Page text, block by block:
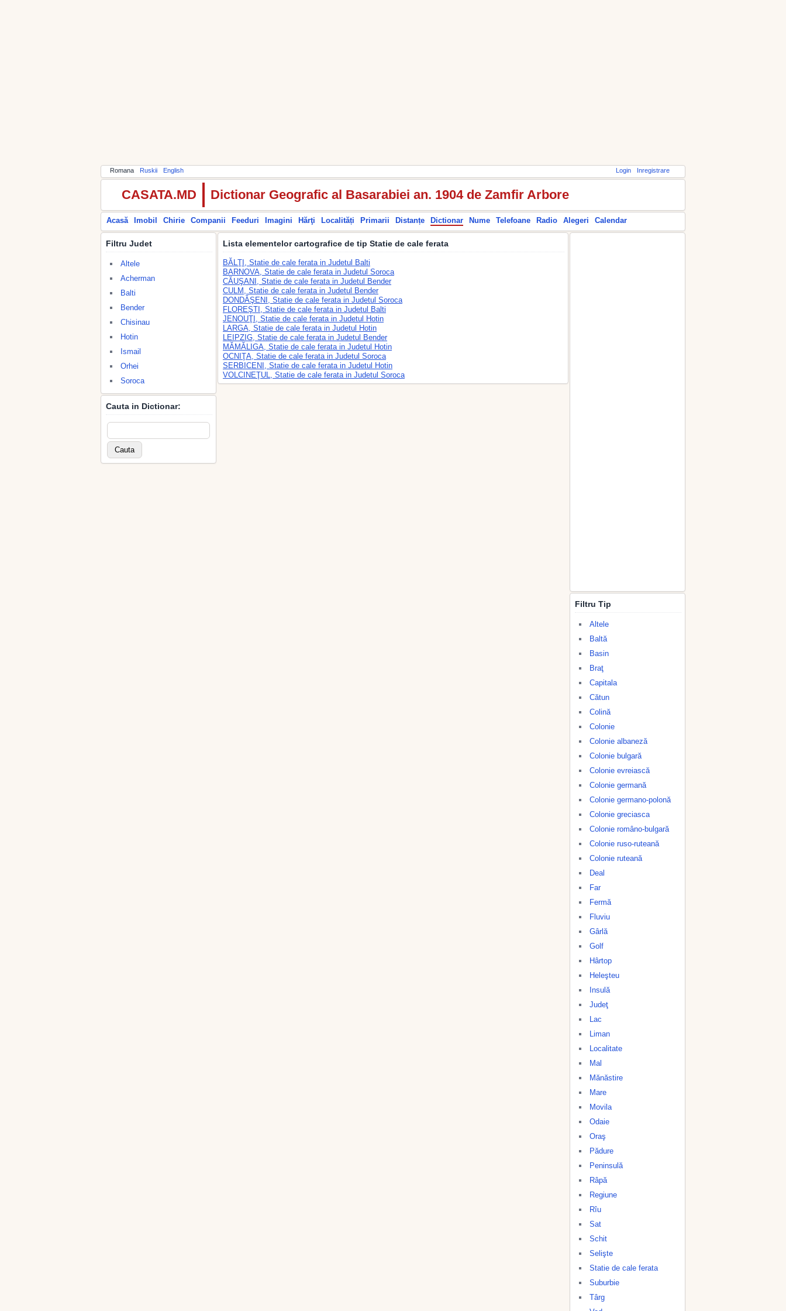
Romana Ruskii English Login Inregistrare
CASATA.MD Dictionar Geografic al Basarabiei an. 1904 de Zamfir Arbore
Acasă Imobil Chirie Companii Feeduri Imagini Hărţi Localități Primarii Distanțe Dictionar Nume Telefoane Radio Alegeri Calendar
Filtru Judet
Altele
Acherman
Balti
Bender
Chisinau
Hotin
Ismail
Orhei
Soroca
Cauta in Dictionar:
Lista elementelor cartografice de tip Statie de cale ferata
BĂLŢI, Statie de cale ferata in Judetul Balti
BARNOVA, Statie de cale ferata in Judetul Soroca
CĂUŞANI, Statie de cale ferata in Judetul Bender
CULM, Statie de cale ferata in Judetul Bender
DONDĂŞENI, Statie de cale ferata in Judetul Soroca
FLOREŞTI, Statie de cale ferata in Judetul Balti
JENOUŢI, Statie de cale ferata in Judetul Hotin
LARGA, Statie de cale ferata in Judetul Hotin
LEIPZIG, Statie de cale ferata in Judetul Bender
MĂMĂLIGA, Statie de cale ferata in Judetul Hotin
OCNIŢA, Statie de cale ferata in Judetul Soroca
SERBICENI, Statie de cale ferata in Judetul Hotin
VOLCINEŢUL, Statie de cale ferata in Judetul Soroca
Filtru Tip
Altele
Baltă
Basin
Braţ
Capitala
Cătun
Colină
Colonie
Colonie albaneză
Colonie bulgară
Colonie evreiască
Colonie germană
Colonie germano-polonă
Colonie greciasca
Colonie româno-bulgară
Colonie ruso-ruteană
Colonie ruteană
Deal
Far
Fermă
Fluviu
Gârlă
Golf
Hârtop
Heleşteu
Insulă
Judeţ
Lac
Liman
Localitate
Mal
Mănăstire
Mare
Movila
Odaie
Oraş
Pădure
Peninsulă
Râpă
Regiune
Rîu
Sat
Schit
Selişte
Statie de cale ferata
Suburbie
Târg